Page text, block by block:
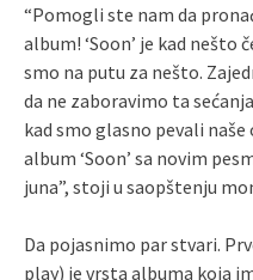
“Pomogli ste nam da
album! ‘Soon’ je kad
smo na putu za nešto.
da ne zaboravimo ta
kad smo glasno pevali
album ‘Soon’ sa novim
juna”, stoji u saopštenju
Da pojasnimo par stvari.
play) je vrsta albuma koja